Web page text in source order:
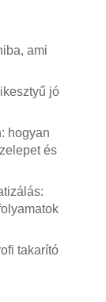
ami
jó
hogyan
és
takarító